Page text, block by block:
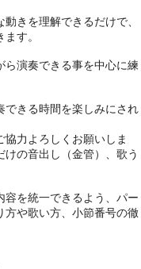
きを理解できるだけで、
す。
ら演奏できる事を中心に練
できる時間を楽しみにされ
協力よろしくお願いしま
けの音出し（金管）、歌う
を統一できるよ う、パー
方や歌い方、小節番号の徹